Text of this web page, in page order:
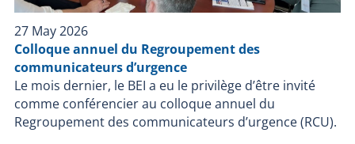
27 May 2026
Colloque annuel du Regroupement des
communicateurs d’urgence
Le mois dernier, le BEI a eu le privilège d’être invité
comme conférencier au colloque annuel du
Regroupement des communicateurs d’urgence (RCU).